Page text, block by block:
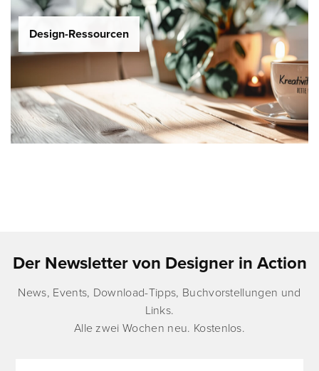
Design-Ressourcen
Der Newsletter von Designer in Action
News, Events, Download-Tipps, Buchvorstellungen und
Links.
Alle zwei Wochen neu. Kostenlos.